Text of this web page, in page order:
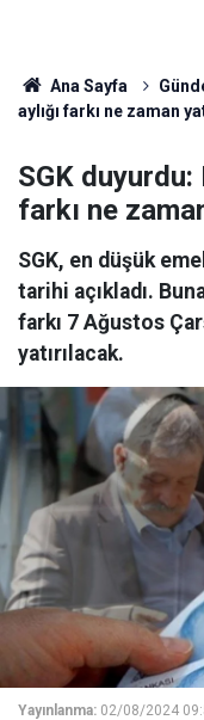
Ana Sayfa
aylığı farkı ne zaman
SGK duyurdu:
farkı ne
SGK, en düşük
tarihi açıkladı.
farkı 7 Ağustos
yatırılacak.
Yayınlanma: 02/08/2024